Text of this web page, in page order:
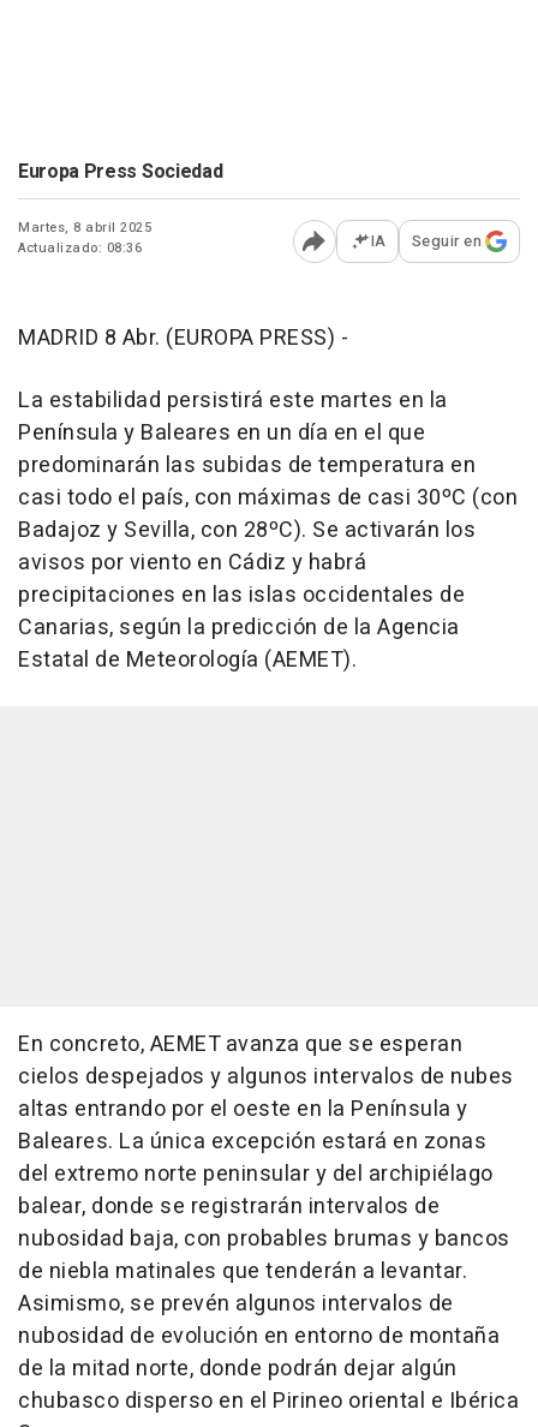
Europa Press Sociedad
Martes, 8 abril 2025
Actualizado: 08:36
Abrir opciones para
IA Seguir en
MADRID 8 Abr. (EUROPA PRESS) -
La estabilidad persistirá este martes en la
Península y Baleares en un día en el que
predominarán las subidas de temperatura en
casi todo el país, con máximas de casi 30ºC (con
Badajoz y Sevilla, con 28ºC). Se activarán los
avisos por viento en Cádiz y habrá
precipitaciones en las islas occidentales de
Canarias, según la predicción de la Agencia
Estatal de Meteorología (AEMET).
En concreto, AEMET avanza que se esperan
cielos despejados y algunos intervalos de nubes
altas entrando por el oeste en la Península y
Baleares. La única excepción estará en zonas
del extremo norte peninsular y del archipiélago
balear, donde se registrarán intervalos de
nubosidad baja, con probables brumas y bancos
de niebla matinales que tenderán a levantar.
Asimismo, se prevén algunos intervalos de
nubosidad de evolución en entorno de montaña
de la mitad norte, donde podrán dejar algún
chubasco disperso en el Pirineo oriental e Ibérica